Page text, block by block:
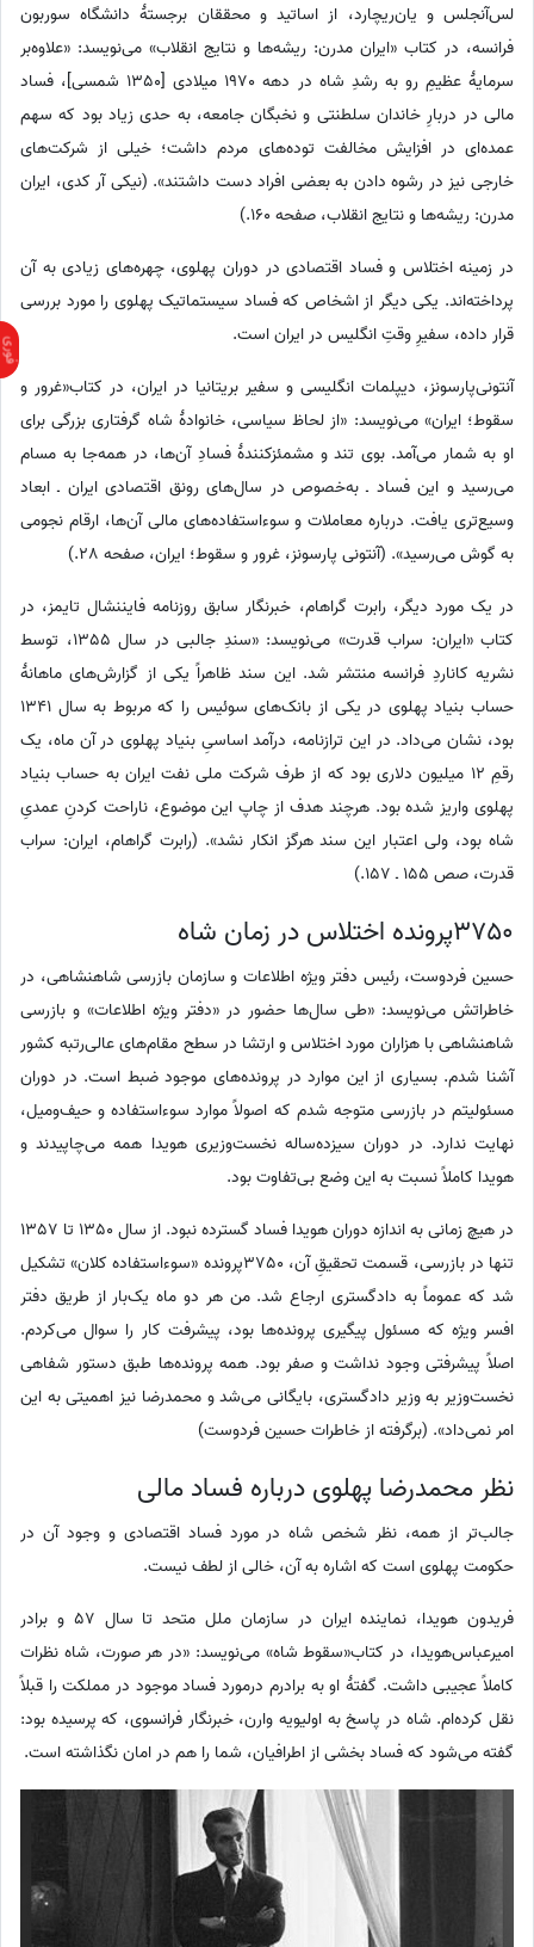
لس‌آنجلس و یان‌ریچارد، از اساتید و محققان برجستهٔ دانشگاه سوربون
فرانسه، در کتاب «ایران مدرن: ریشه‌ها و نتایج انقلاب» می‌نویسد: «علاوه‌بر
سرمایهٔ عظیمِ رو به رشدِ شاه در دهه 19‌70 میلادی [13‌50 شمسی]، فساد
مالی در دربارِ خاندان سلطنتی و نخبگان جامعه، به حدی زیاد بود که سهم
عمده‌ای در افزایش مخالفت توده‌های مردم داشت؛ خیلی از شرکت‌های
خارجی نیز در رشوه دادن به بعضی افراد دست داشتند». (نیکی آر کدی، ایران
مدرن: ریشه‌ها و نتایج انقلاب، صفحه 160.)
در زمینه اختلاس و فساد اقتصادی در دوران پهلوی، چهره‌های زیادی به آن
پرداخته‌اند. یکی دیگر از اشخاص که فساد سیستماتیک پهلوی را مورد بررسی
قرار داده، سفیرِ وقتِ انگلیس در ایران است.
آنتونی‌پارسونز، دیپلمات انگلیسی و سفیر بریتانیا در ایران، در کتاب«غرور و
سقوط؛ ایران» می‌نویسد: «از لحاظ سیاسی، خانوادهٔ شاه گرفتاری بزرگی برای
او به شمار می‌آمد. بوی تند و مشمئزکنندهٔ فسادِ آن‌ها، در همه‌جا به مسام
می‌رسید و این فساد ـ به‌خصوص در سال‌های رونق اقتصادی ایران ـ ابعاد
وسیع‌تری یافت. درباره معاملات و سوءاستفاده‌های مالی آن‌ها، ارقام نجومی
به گوش می‌رسید». (آنتونی پارسونز، غرور و سقوط؛ ایران، صفحه 28.)
در یک مورد دیگر، رابرت گراهام، خبرنگار سابق روزنامه فایننشال تایمز، در
کتاب «ایران: سراب قدرت» می‌نویسد: «سندِ جالبی در سال 13‌55، توسط
نشریه کاناردِ فرانسه منتشر شد. این سند ظاهراً یکی از گزارش‌های ماهانهٔ
حساب بنیاد پهلوی در یکی از بانک‌های سوئیس را که مربوط به سال 13‌41
بود، نشان می‌داد. در این ترازنامه، درآمد اساسیِ بنیاد پهلوی در آن ماه، یک
رقمِ 12 میلیون دلاری بود که از طرف شرکت ملی نفت ایران به حساب بنیاد
پهلوی واریز شده بود. هرچند هدف از چاپ این موضوع، ناراحت کردنِ عمدیِ
شاه بود، ولی اعتبار این سند هرگز انکار نشد». (رابرت گراهام، ایران: سراب
قدرت، صص 155 ـ 157.)
37‌50پرونده اختلاس در زمان شاه
حسین فردوست، رئیس دفتر ویژه اطلاعات و سازمان بازرسی شاهنشاهی، در
خاطراتش می‌نویسد: «طی سال‌ها حضور در «دفتر ویژه اطلاعات» و بازرسی
شاهنشاهی با هزاران مورد اختلاس و ارتشا در سطح مقام‌های عالی‌رتبه کشور
آشنا شدم. بسیاری از این موارد در پرونده‌های موجود ضبط است. در دوران
مسئولیتم در بازرسی متوجه شدم که اصولاً موارد سوءاستفاده و حیف‌ومیل،
نهایت ندارد. در دوران سیزده‌ساله نخست‌وزیری هویدا همه می‌چاپیدند و
هویدا کاملاً نسبت به این وضع بی‌تفاوت بود.
در هیچ زمانی به اندازه دوران هویدا فساد گسترده نبود. از سال 13‌50 تا 13‌57
تنها در بازرسی، قسمت تحقیقِ آن، 37‌50پرونده «سوءاستفاده کلان» تشکیل
شد که عموماً به دادگستری ارجاع شد. من هر دو ماه یک‌بار از طریق دفتر
افسر ویژه که مسئول پیگیری پرونده‌ها بود، پیشرفت کار را سوال می‌کردم.
اصلاً پیشرفتی وجود نداشت و صفر بود. همه پرونده‌ها طبق دستور شفاهی
نخست‌وزیر به وزیر دادگستری، بایگانی می‌شد و محمدرضا نیز اهمیتی به این
امر نمی‌داد». (برگرفته از خاطرات حسین فردوست)
نظر محمدرضا پهلوی درباره فساد مالی
جالب‌تر از همه، نظر شخص شاه در مورد فساد اقتصادی و وجود آن در
حکومت پهلوی است که اشاره به آن، خالی از لطف نیست.
فریدون هویدا، نماینده ایران در سازمان ملل متحد تا سال 57 و برادر
امیرعباس‌هویدا، در کتاب«سقوط شاه» می‌نویسد: «در هر صورت، شاه نظرات
کاملاً عجیبی داشت. گفتهٔ او به برادرم درمورد فساد موجود در مملکت را قبلاً
نقل کرده‌ام. شاه در پاسخ به اولیویه وارن، خبرنگار فرانسوی، که پرسیده بود:
گفته می‌شود که فساد بخشی از اطرافیان، شما را هم در امان نگذاشته است.